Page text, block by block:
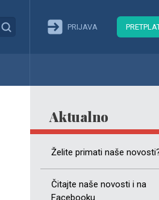
PRIJAVA
Aktualno
Želite primati naše
Čitajte naše novosti i na
Facebooku